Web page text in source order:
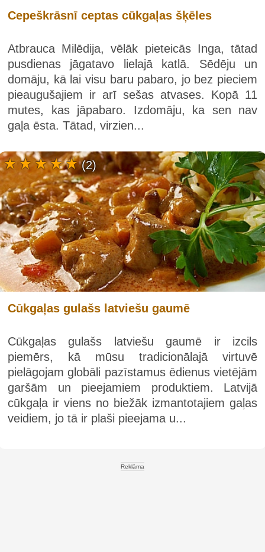
Cepeškrāsnī ceptas cūkgaļas šķēles
Atbrauca Milēdija, vēlāk pieteicās Inga, tātad
pusdienas jāgatavo lielajā katlā. Sēdēju un
domāju, kā lai visu baru pabaro, jo bez pieciem
pieaugušajiem ir arī sešas atvases. Kopā 11
mutes, kas jāpabaro. Izdomāju, ka sen nav
gaļa ēsta. Tātad, virzien...
Cūkgaļas gulašs latviešu gaumē
Cūkgaļas gulašs latviešu gaumē ir izcils
piemērs, kā mūsu tradicionālajā virtuvē
pielāgojam globāli pazīstamus ēdienus vietējām
garšām un pieejamiem produktiem. Latvijā
cūkgaļa ir viens no biežāk izmantotajiem gaļas
veidiem, jo tā ir plaši pieejama u...
(2)
Reklāma